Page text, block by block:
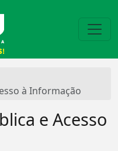
à Informação
e Acesso